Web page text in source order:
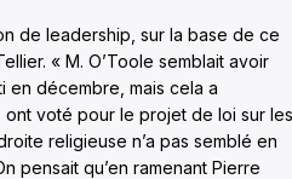
de leadership, sur la base de ce
« M. O’Toole semblait avoir
en décembre, mais cela a
voté pour le projet de loi sur les
religieuse n’a pas semblé en
pensait qu’en ramenant Pierre